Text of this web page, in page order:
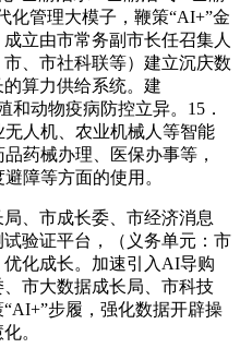
化管理大模子，鞭策“AI+”金
立由市常务副市长任召集人
、市社科联等）建立沉庆数
算力供给系统。建
和动物疫病防控立异。15．
人机、农业机械人等智能
药械办理、医保办事等，
障等方面的使用。
、市成长委、市经济消息
验证平台，（义务单元：市
化成长。加速引入AI导购
市大数据成长局、市科技
步履，强化数据开辟操
。